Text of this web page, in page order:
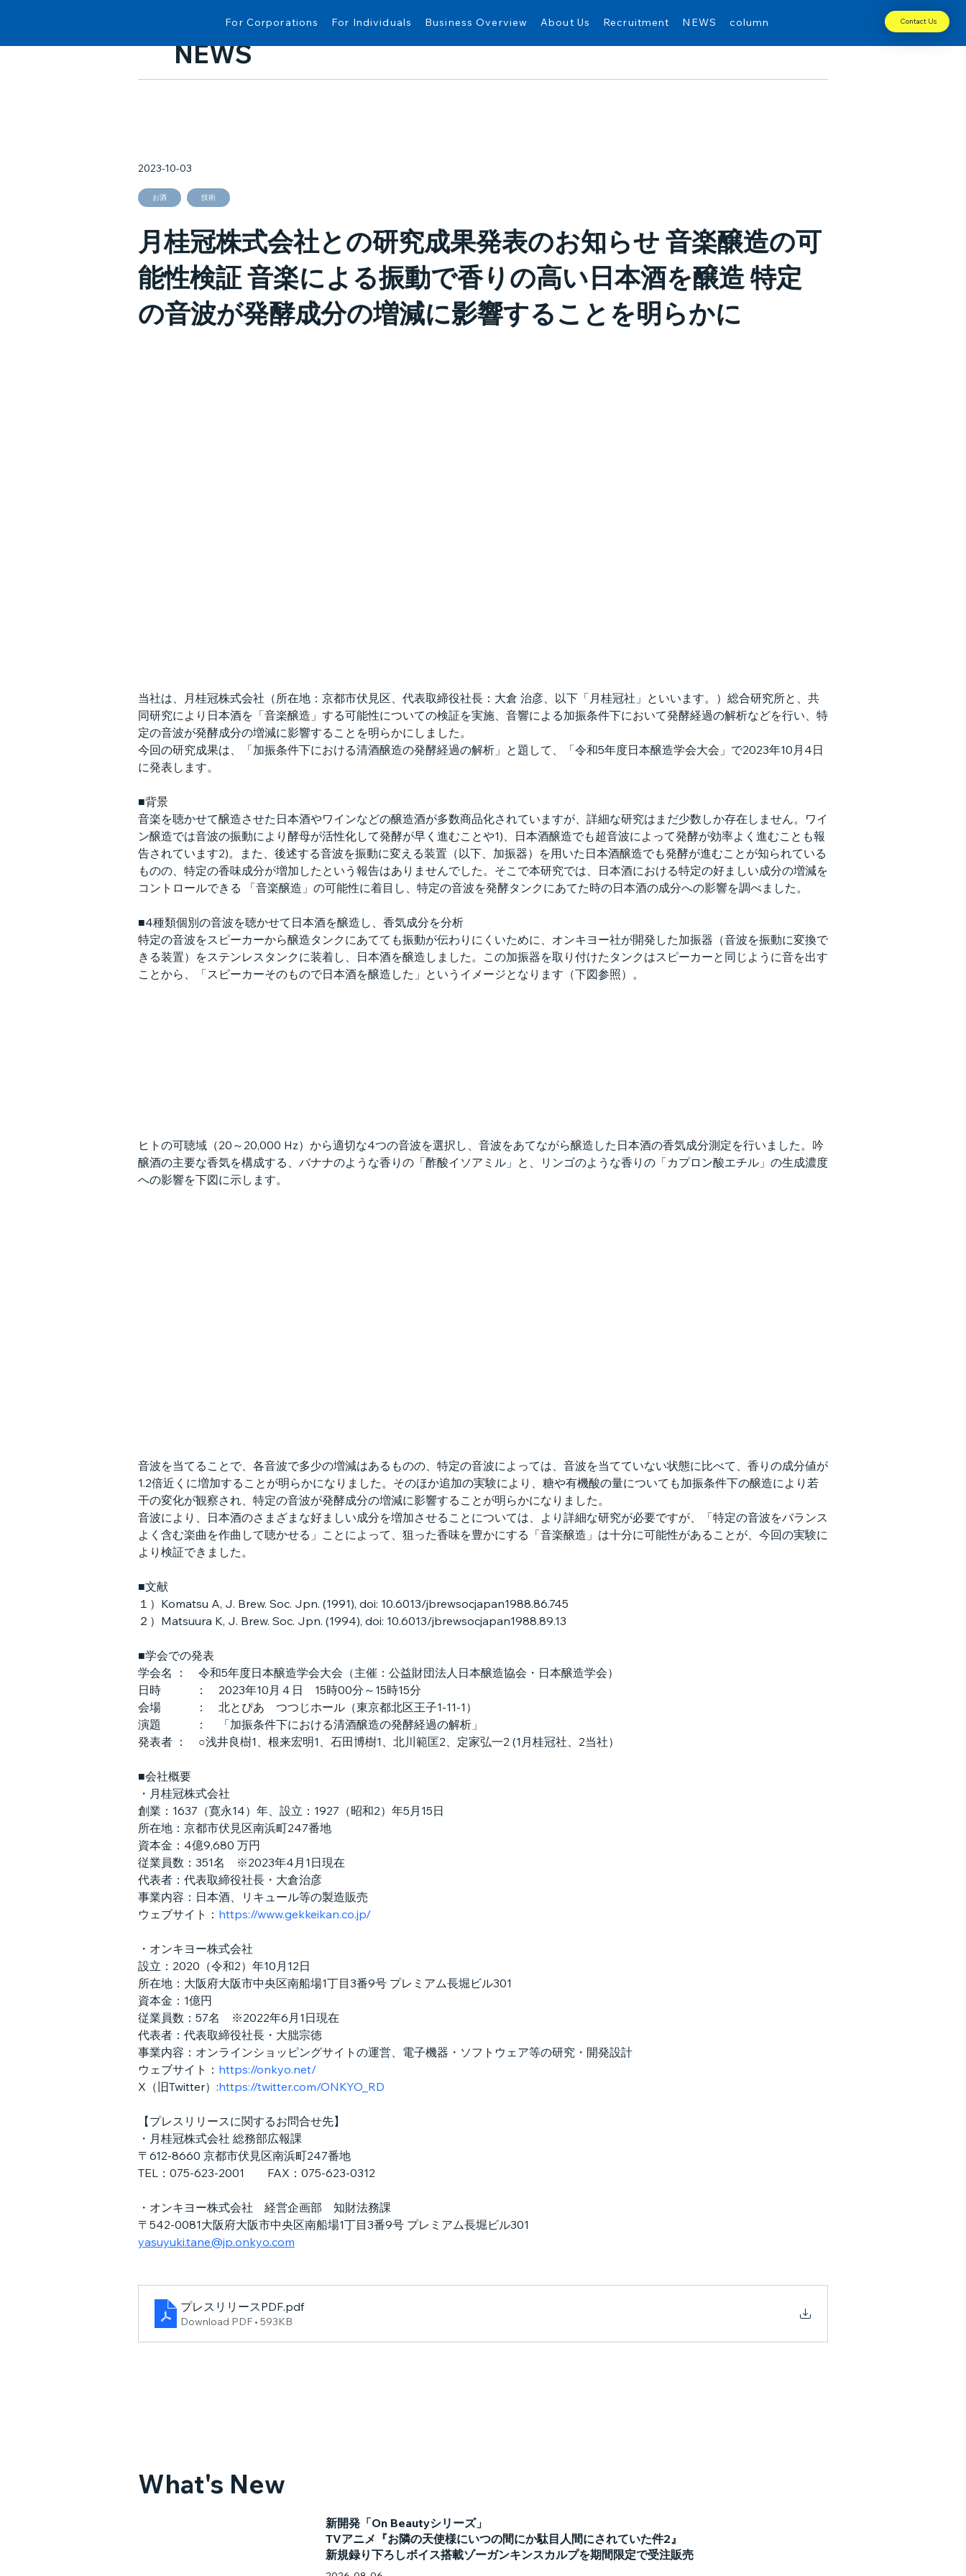
For Corporations For Individuals Business Overview About Us Recruitment NEWS column Contact Us
NEWS
月桂冠株式会社との研究成果発表のお知らせ 音楽醸造の可
能性検証 音楽による振動で香りの高い日本酒を醸造 特定
の音波が発酵成分の増減に影響することを明らかに
お酒 技術
2023-10-03
当社は、月桂冠株式会社（所在地：京都市伏見区、代表取締役社長：大倉 治彦、以下「月桂冠社」といいます。）総合研究所と、共
同研究により日本酒を「音楽醸造」する可能性についての検証を実施、音響による加振条件下において発酵経過の解析などを行い、特
定の音波が発酵成分の増減に影響することを明らかにしました。
今回の研究成果は、「加振条件下における清酒醸造の発酵経過の解析」と題して、「令和5年度日本醸造学会大会」で2023年10月4日
に発表します。
■背景
音楽を聴かせて醸造させた日本酒やワインなどの醸造酒が多数商品化されていますが、詳細な研究はまだ少数しか存在しません。ワイ
ン醸造では音波の振動により酵母が活性化して発酵が早く進むことや1)、日本酒醸造でも超音波によって発酵が効率よく進むことも報
告されています2)。また、後述する音波を振動に変える装置（以下、加振器）を用いた日本酒醸造でも発酵が進むことが知られている
ものの、特定の香味成分が増加したという報告はありませんでした。そこで本研究では、日本酒における特定の好ましい成分の増減を
コントロールできる 「音楽醸造」の可能性に着目し、特定の音波を発酵タンクにあてた時の日本酒の成分への影響を調べました。
■4種類個別の音波を聴かせて日本酒を醸造し、香気成分を分析
特定の音波をスピーカーから醸造タンクにあてても振動が伝わりにくいために、オンキヨー社が開発した加振器（音波を振動に変換で
きる装置）をステンレスタンクに装着し、日本酒を醸造しました。この加振器を取り付けたタンクはスピーカーと同じように音を出す
ことから、「スピーカーそのもので日本酒を醸造した」というイメージとなります（下図参照）。
ヒトの可聴域（20～20,000 Hz）から適切な4つの音波を選択し、音波をあてながら醸造した日本酒の香気成分測定を行いました。吟
醸酒の主要な香気を構成する、バナナのような香りの「酢酸イソアミル」と、リンゴのような香りの「カプロン酸エチル」の生成濃度
への影響を下図に示します。
音波を当てることで、各音波で多少の増減はあるものの、特定の音波によっては、音波を当てていない状態に比べて、香りの成分値が
1.2倍近くに増加することが明らかになりました。そのほか追加の実験により、糖や有機酸の量についても加振条件下の醸造により若
干の変化が観察され、特定の音波が発酵成分の増減に影響することが明らかになりました。
音波により、日本酒のさまざまな好ましい成分を増加させることについては、より詳細な研究が必要ですが、「特定の音波をバランス
よく含む楽曲を作曲して聴かせる」ことによって、狙った香味を豊かにする「音楽醸造」は十分に可能性があることが、今回の実験に
より検証できました。
■文献
１）Komatsu A, J. Brew. Soc. Jpn. (1991), doi: 10.6013/jbrewsocjapan1988.86.745
２）Matsuura K, J. Brew. Soc. Jpn. (1994), doi: 10.6013/jbrewsocjapan1988.89.13
■学会での発表
学会名 ：　令和5年度日本醸造学会大会（主催：公益財団法人日本醸造協会・日本醸造学会）
日時　　　：　2023年10月４日　15時00分～15時15分
会場　　　：　北とぴあ　つつじホール（東京都北区王子1‐11‐1）
演題　　　：　「加振条件下における清酒醸造の発酵経過の解析」
発表者 ：　○浅井良樹1、根来宏明1、石田博樹1、北川範匡2、定家弘一2 (1月桂冠社、2当社）
■会社概要
・月桂冠株式会社
創業：1637（寛永14）年、設立：1927（昭和2）年5月15日
所在地：京都市伏見区南浜町247番地
資本金：4億9,680 万円
従業員数：351名　※2023年4月1日現在
代表者：代表取締役社長・大倉治彦
事業内容：日本酒、リキュール等の製造販売
ウェブサイト： https://www.gekkeikan.co.jp/
・オンキヨー株式会社
設立：2020（令和2）年10月12日
所在地：大阪府大阪市中央区南船場1丁目3番9号 プレミアム長堀ビル301
資本金：1億円
従業員数：57名　※2022年6月1日現在
代表者：代表取締役社長・大朏宗徳
事業内容：オンラインショッピングサイトの運営、電子機器・ソフトウェア等の研究・開発設計
ウェブサイト： https://onkyo.net/
X（旧Twitter）:https://twitter.com/ONKYO_RD
【プレスリリースに関するお問合せ先】
・月桂冠株式会社 総務部広報課
〒612-8660 京都市伏見区南浜町247番地
TEL：075-623-2001　　FAX：075-623-0312
・オンキヨー株式会社　経営企画部　知財法務課
〒542-0081大阪府大阪市中央区南船場1丁目3番9号 プレミアム長堀ビル301
yasuyuki.tane@jp.onkyo.com
プレスリリースPDF.pdf
Download PDF • 593KB
新開発「On Beautyシリーズ」
TVアニメ『お隣の天使様にいつの間にか駄目人間にされていた件2』
新規録り下ろしボイス搭載ゾーガンキンスカルプを期間限定で受注販売
What's New